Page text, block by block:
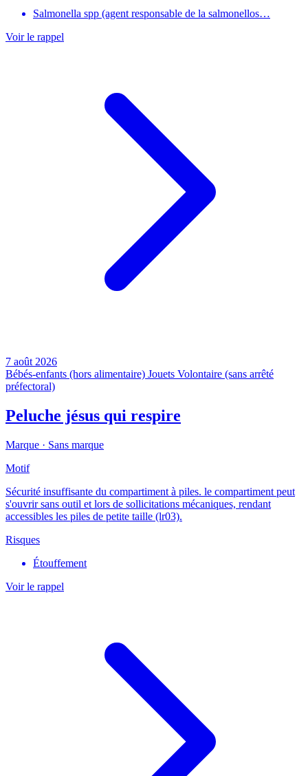
Salmonella spp (agent responsable de la salmonellos…
Voir le rappel
7 août 2026
Bébés-enfants (hors alimentaire) Jouets Volontaire (sans arrêté
préfectoral)
Peluche jésus qui respire
Marque · Sans marque
Motif
Sécurité insuffisante du compartiment à piles. le compartiment peut
s'ouvrir sans outil et lors de sollicitations mécaniques, rendant
accessibles les piles de petite taille (lr03).
Risques
Étouffement
Voir le rappel